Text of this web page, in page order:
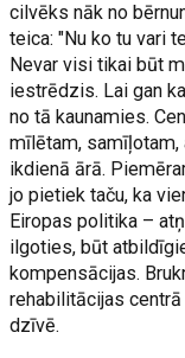
cilvēks nāk no
teica: "Nu ko tu vari
Nevar visi tikai būt
iestrēdzis. Lai gan
no tā kaunamies.
mīlētam, samīļotam,
ikdienā ārā.
jo pietiek taču, ka
Eiropas politika –
ilgoties, būt
kompensācijas.
rehabilitācijas
dzīvē.